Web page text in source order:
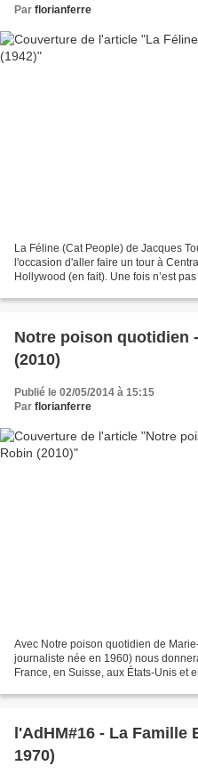
Par florianferre
La Féline (Cat People) de Jacques
l'occasion d'aller faire un tour à
Hollywood (en fait). Une fois n’est
Notre poison quotidien
(2010)
Publié le 02/05/2014 à 15:15
Par florianferre
Avec Notre poison quotidien de
journaliste née en 1960) nous
France, en Suisse, aux États-Unis et
l'AdHM#16 - La
1970)